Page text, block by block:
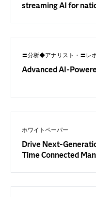
streaming AI for
〓分析◆アナリスト・〓レ
Advanced AI-
ホワイトペーパー
Drive Next-
Time Connected